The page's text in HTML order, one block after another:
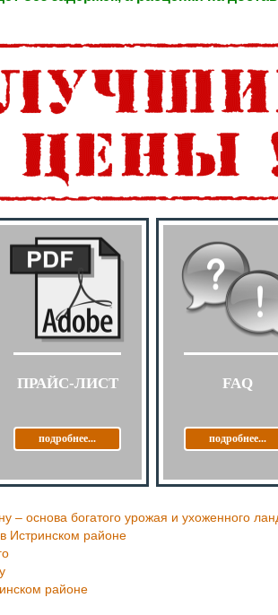
ПРАЙС-ЛИСТ
подробнее...
FAQ
подробнее...
– основа богатого урожая и ухоженного
Истринском районе
районе